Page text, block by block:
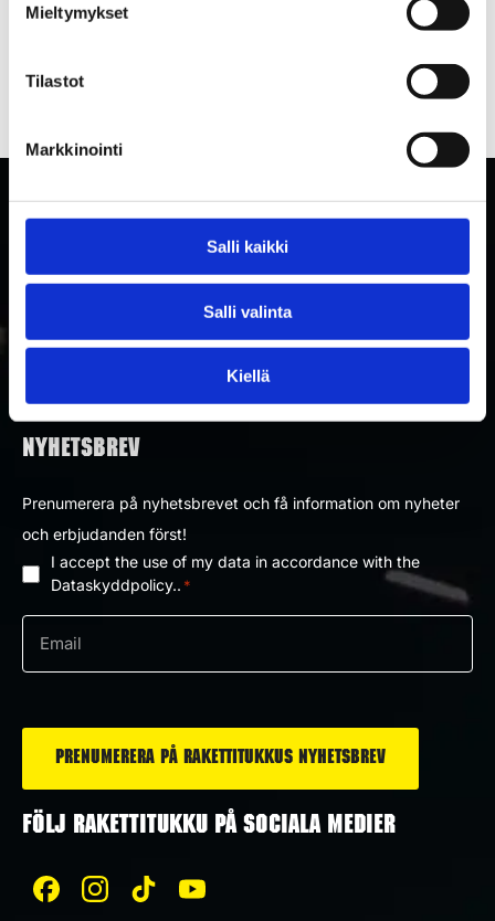
Mieltymykset
Tilastot
Markkinointi
Salli kaikki
Salli valinta
Kiellä
PRENUMERERA PÅ RAKETTITUKKU
NYHETSBREV
Prenumerera på nyhetsbrevet och få information om nyheter
och erbjudanden först!
Dataskyddpolicy
*
I accept the use of my data in accordance with the
Dataskyddpolicy.. *
post
FÖLJ RAKETTITUKKU PÅ SOCIALA MEDIER